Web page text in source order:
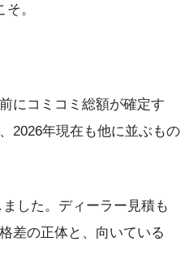
。
にコミコミ総額が確定す
2026年現在も他に並ぶもの
した。ディーラー見積も
差の正体と、向いている